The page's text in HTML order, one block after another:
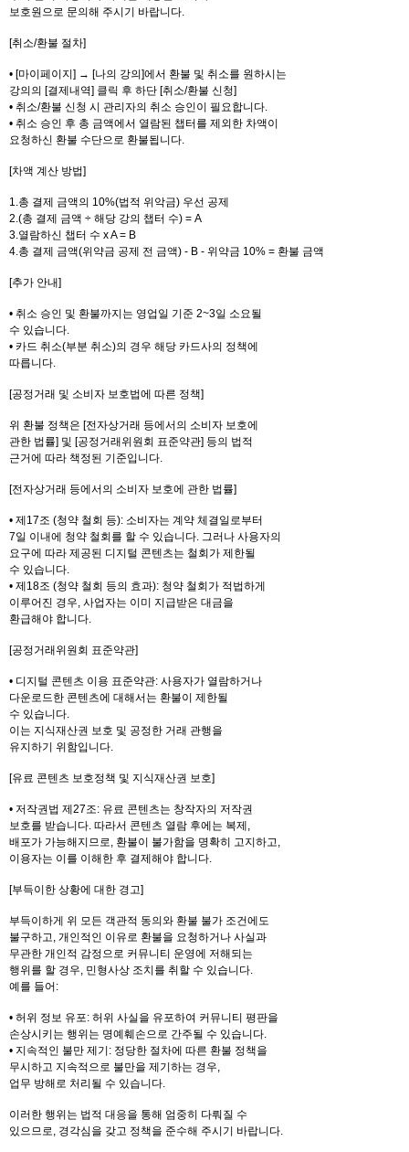
보호원으로 문의해 주시기 바랍니다.
[취소/환불 절차]
• [마이페이지] → [나의 강의]에서 환불 및 취소를 원하시는
강의의 [결제내역] 클릭 후 하단 [취소/환불 신청]
• 취소/환불 신청 시 관리자의 취소 승인이 필요합니다.
• 취소 승인 후 총 금액에서 열람된 챕터를 제외한 차액이
요청하신 환불 수단으로 환불됩니다.
[차액 계산 방법]
1.총 결제 금액의 10%(법적 위악금) 우선 공제
2.(총 결제 금액 ÷ 해당 강의 챕터 수) = A
3.열람하신 챕터 수 x A = B
4.총 결제 금액(위약금 공제 전 금액) - B - 위약금 10% = 환불 금액
[추가 안내]
• 취소 승인 및 환불까지는 영업일 기준 2~3일 소요될
수 있습니다.
• 카드 취소(부분 취소)의 경우 해당 카드사의 정책에
따릅니다.
[공정거래 및 소비자 보호법에 따른 정책]
위 환불 정책은 [전자상거래 등에서의 소비자 보호에
관한 법률] 및 [공정거래위원회 표준약관] 등의 법적
근거에 따라 책정된 기준입니다.
[전자상거래 등에서의 소비자 보호에 관한 법률]
• 제17조 (청약 철회 등): 소비자는 계약 체결일로부터
7일 이내에 청약 철회를 할 수 있습니다. 그러나 사용자의
요구에 따라 제공된 디지털 콘텐츠는 철회가 제한될
수 있습니다.
• 제18조 (청약 철회 등의 효과): 청약 철회가 적법하게
이루어진 경우, 사업자는 이미 지급받은 대금을
환급해야 합니다.
[공정거래위원회 표준약관]
• 디지털 콘텐츠 이용 표준약관: 사용자가 열람하거나
다운로드한 콘텐츠에 대해서는 환불이 제한될
수 있습니다.
이는 지식재산권 보호 및 공정한 거래 관행을
유지하기 위함입니다.
[유료 콘텐츠 보호정책 및 지식재산권 보호]
• 저작권법 제27조: 유료 콘텐츠는 창작자의 저작권
보호를 받습니다. 따라서 콘텐츠 열람 후에는 복제,
배포가 가능해지므로, 환불이 불가함을 명확히 고지하고,
이용자는 이를 이해한 후 결제해야 합니다.
[부득이한 상황에 대한 경고]
부득이하게 위 모든 객관적 동의와 환불 불가 조건에도
불구하고, 개인적인 이유로 환불을 요청하거나 사실과
무관한 개인적 감정으로 커뮤니티 운영에 저해되는
행위를 할 경우, 민형사상 조치를 취할 수 있습니다.
예를 들어:
• 허위 정보 유포: 허위 사실을 유포하여 커뮤니티 평판을
손상시키는 행위는 명예훼손으로 간주될 수 있습니다.
• 지속적인 불만 제기: 정당한 절차에 따른 환불 정책을
무시하고 지속적으로 불만을 제기하는 경우,
업무 방해로 처리될 수 있습니다.
이러한 행위는 법적 대응을 통해 엄중히 다뤄질 수
있으므로, 경각심을 갖고 정책을 준수해 주시기 바랍니다.